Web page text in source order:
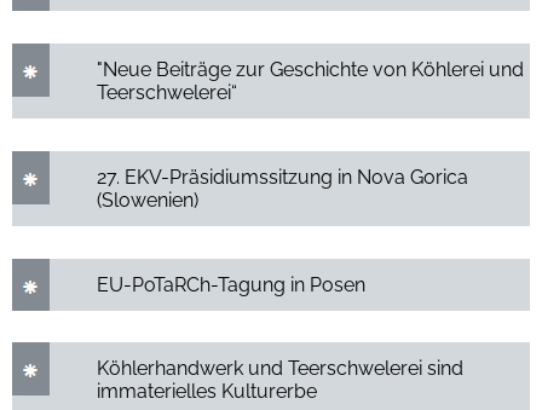
"Neue Beiträge zur Geschichte von Köhlerei und
Teerschwelerei“
27. EKV-Präsidiumssitzung in Nova Gorica
(Slowenien)
EU-PoTaRCh-Tagung in Posen
Köhlerhandwerk und Teerschwelerei sind
immaterielles Kulturerbe